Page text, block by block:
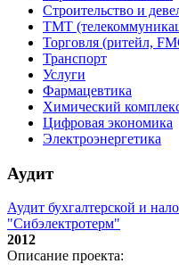
Строительство и
ТМТ
Торговля (ритейл,
Транспорт
Услуги
Фармацевтика
Химический
Цифровая экономика
Электроэнергетика
Аудит
Аудит бухгалтерской и
"Сибэлектротерм"
2012
Описание проекта: